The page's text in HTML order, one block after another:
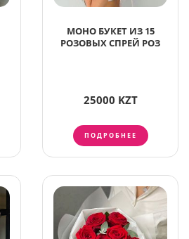
МОНО БУКЕТ ИЗ 15
РОЗОВЫХ СПРЕЙ РОЗ
25000 KZT
ПОДРОБНЕЕ